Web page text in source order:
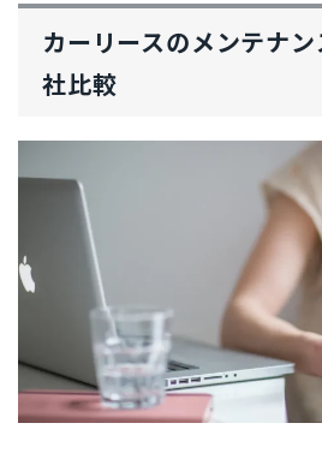
カーリースのメンテナ
社比較